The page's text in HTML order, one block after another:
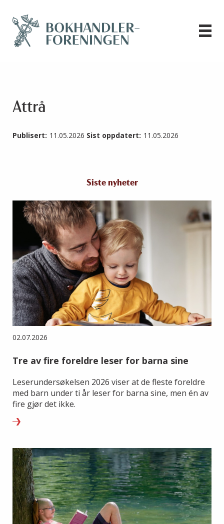
Attrå
Publisert: 11.05.2026 Sist oppdatert: 11.05.2026
Siste nyheter
02.07.2026
Tre av fire foreldre leser for barna sine
Leserundersøkelsen 2026 viser at de fleste foreldre
med barn under ti år leser for barna sine, men én av
fire gjør det ikke.